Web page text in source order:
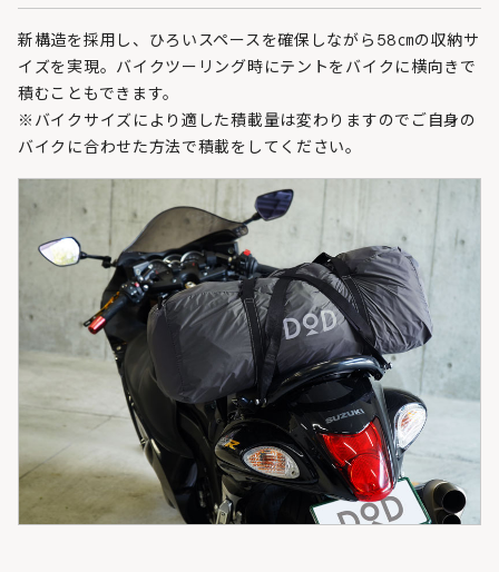
新構造を採用し、ひろいスペースを確保しながら58㎝の収納サ
イズを実現。バイクツーリング時にテントをバイクに横向きで
積むこともできます。
※バイクサイズにより適した積載量は変わりますのでご自身の
バイクに合わせた方法で積載をしてください。